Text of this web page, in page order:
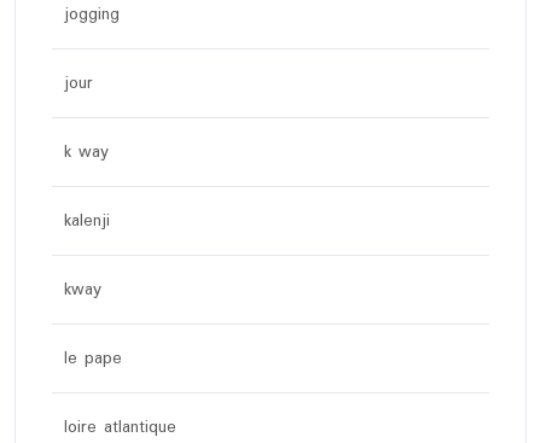
jogging
jour
k way
kalenji
kway
le pape
loire atlantique